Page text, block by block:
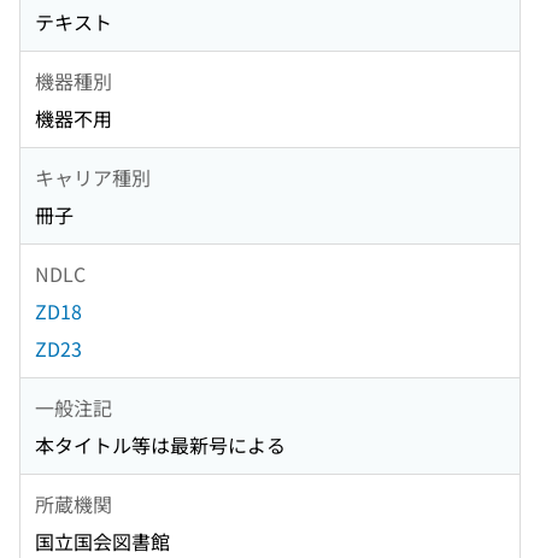
テキスト
機器種別
機器不用
キャリア種別
冊子
NDLC
ZD18
ZD23
一般注記
本タイトル等は最新号による
所蔵機関
国立国会図書館